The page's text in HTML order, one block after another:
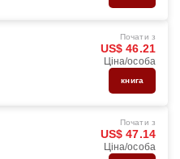
Почати з
US$ 46.21
Ціна/особа
книга
Почати з
US$ 47.14
Ціна/особа